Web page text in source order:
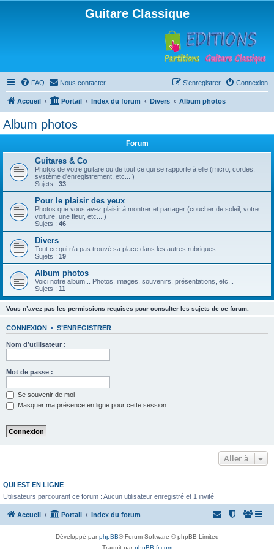
Guitare Classique
FAQ Nous contacter Connexion
S’enregistrer
Accueil Portail Index du forum Divers Album photos
Album photos
Forum
Guitares & Co
Photos de votre guitare ou de tout ce qui se rapporte à elle (micro, cordes,
système d'enregistrement, etc... )
Sujets : 33
Pour le plaisir des yeux
Photos que vous avez plaisir à montrer et partager (coucher de soleil, votre
voiture, une fleur, etc... )
Sujets : 46
Divers
Tout ce qui n'a pas trouvé sa place dans les autres rubriques
Sujets : 19
Album photos
Voici notre album... Photos, images, souvenirs, présentations, etc...
Sujets : 11
Vous n’avez pas les permissions requises pour consulter les sujets de ce forum.
CONNEXION • S’ENREGISTRER
Nom d’utilisateur :
Mot de passe :
Se souvenir de moi
Masquer ma présence en ligne pour cette session
Aller à
QUI EST EN LIGNE
Utilisateurs parcourant ce forum : Aucun utilisateur enregistré et 1 invité
Accueil Portail Index du forum
Développé parphpBB® Forum Software © phpBB Limited
Traduit parphpBB-fr.com